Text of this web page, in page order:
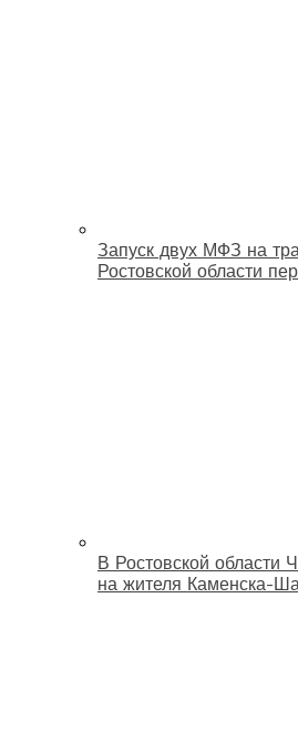
Запуск двух МФЗ на
Ростовской области
В Ростовской области
на жителя Каменска-